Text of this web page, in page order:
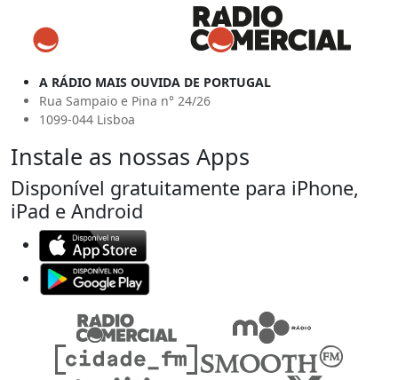
A RÁDIO MAIS OUVIDA DE PORTUGAL
Rua Sampaio e Pina n° 24/26
1099-044 Lisboa
Instale as nossas Apps
Disponível gratuitamente para iPhone,
iPad e Android